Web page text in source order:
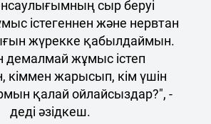
сыр беруі
істегеннен және нервтан
жүрекке қабылдаймын.
демалмай жұмыс істеп
жарысып, кім үшін
қалай ойлайсыздар?", -
деді әзідкеш.